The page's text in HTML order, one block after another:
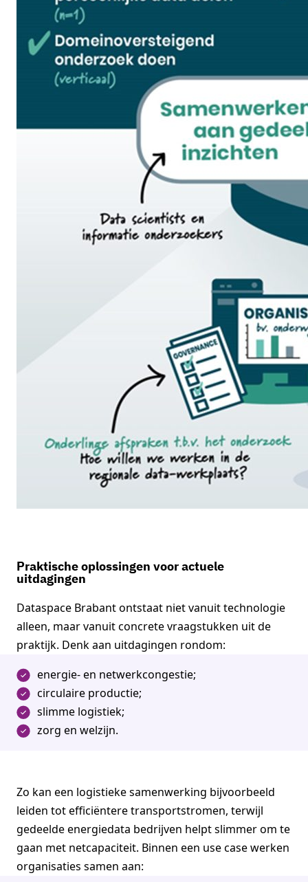
Praktische oplossingen voor actuele
uitdagingen
Dataspace Brabant ontstaat niet vanuit technologie
alleen, maar vanuit concrete vraagstukken uit de
praktijk. Denk aan uitdagingen rondom:
energie- en netwerkcongestie;
circulaire productie;
slimme logistiek;
zorg en welzijn.
Zo kan een logistieke samenwerking bijvoorbeeld
leiden tot efficiëntere transportstromen, terwijl
gedeelde energiedata bedrijven helpt slimmer om te
gaan met netcapaciteit. Binnen een use case werken
organisaties samen aan: